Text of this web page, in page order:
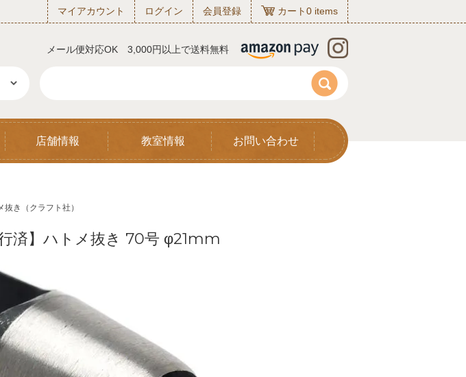
マイアカウント ログイン 会員登録 カート0 items
メール便対応OK 3,000円以上で送料無料
店舗情報 教室情報 お問い合わせ
抜き（クラフト社）
済】ハトメ抜き 70号 φ21mm